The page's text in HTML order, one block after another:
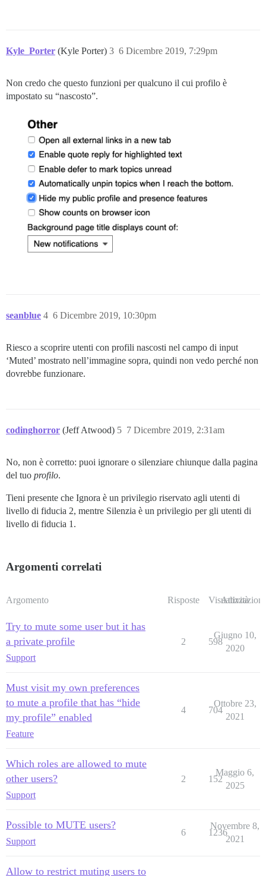
Kyle_Porter (Kyle Porter) 6 Dicembre 2019, 7:29pm
3
Non credo che questo funzioni per qualcuno il cui profilo è
impostato su “nascosto”.
seanblue 6 Dicembre 2019, 10:30pm
4
Riesco a scoprire utenti con profili nascosti nel campo di input
‘Muted’ mostrato nell’immagine sopra, quindi non vedo perché non
dovrebbe funzionare.
codinghorror (Jeff Atwood) 7 Dicembre 2019, 2:31am
5
No, non è corretto: puoi ignorare o silenziare chiunque dalla pagina
del tuo profilo.
Tieni presente che Ignora è un privilegio riservato agli utenti di
livello di fiducia 2, mentre Silenzia è un privilegio per gli utenti di
livello di fiducia 1.
Argomenti correlati
Argomento Risposte Visualizzazioni
Attività
Try to mute some user but it has
a private profile
Support
2 598
Giugno 10,
2020
Must visit my own preferences
to mute a profile that has “hide
my profile” enabled
Feature
4 704
Ottobre 23,
2021
Which roles are allowed to mute
other users?
Support
2 152
Maggio 6,
2025
Possible to MUTE users?
Support
6 1236
Novembre 8,
2021
Allow to restrict muting users to